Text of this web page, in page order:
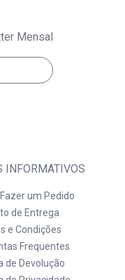
INFORMATIVOS
um Pedido
de Entrega
e Condições
Frequentes
de Devolução
Mensal